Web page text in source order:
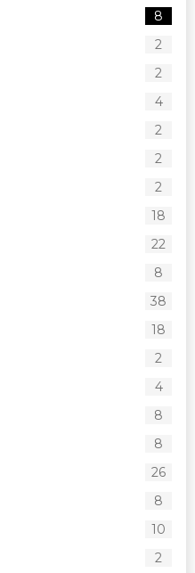
8
2
2
4
2
2
2
18
22
8
38
18
2
4
8
8
26
8
10
2